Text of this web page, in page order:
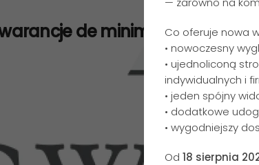
de minimis
Co oferuje nowa
• nowoczesny
• ujednoliconą
indywidualnych i
• jeden spójny
• dodatkowe
• wygodniejszy
Od 18 sierpnia